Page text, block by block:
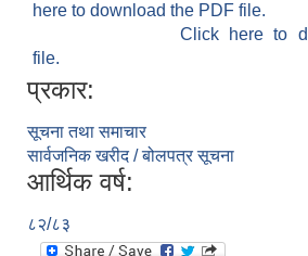
here to download the PDF file.
Click here to
file.
प्रकार:
सूचना तथा समाचार
सार्वजनिक खरीद / बोलपत्र सूचना
आर्थिक वर्ष:
८२/८३